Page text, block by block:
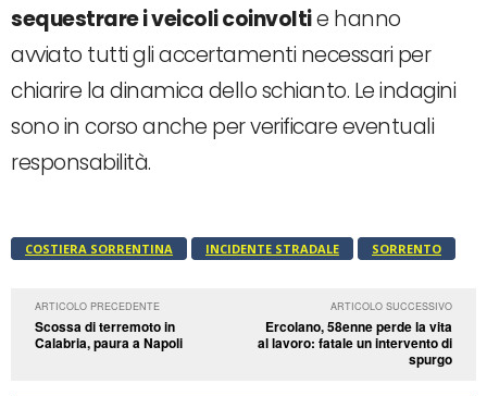
sequestrare i veicoli coinvoltie hanno
avviato tutti gli accertamenti necessari per
chiarire la dinamica dello schianto. Le indagini
sono in corso anche per verificare eventuali
responsabilità.
COSTIERA SORRENTINA INCIDENTE STRADALE SORRENTO
ARTICOLO PRECEDENTE
Scossa di terremoto in
Calabria, paura a Napoli
ARTICOLO SUCCESSIVO
Ercolano, 58enne perde la vita
al lavoro: fatale un intervento di
spurgo